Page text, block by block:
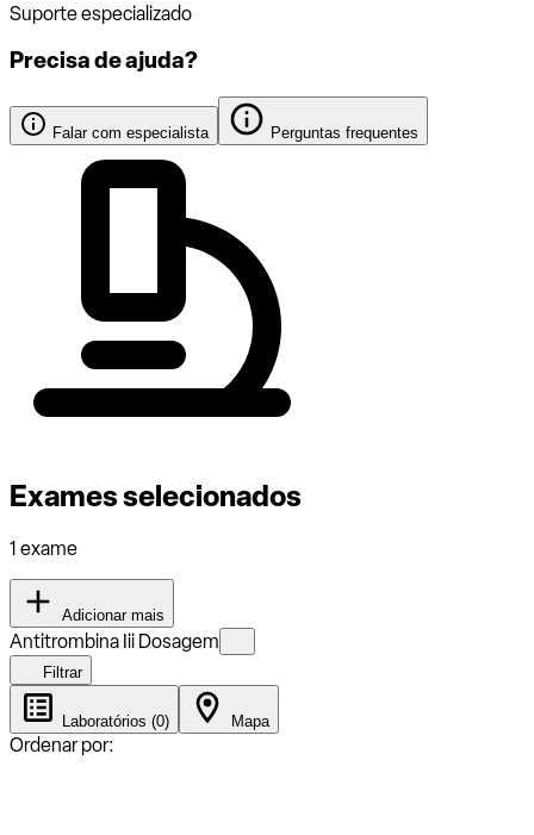
Suporte especializado
Precisa de ajuda?
Falar com especialista Perguntas frequentes
Exames selecionados
1 exame
Adicionar mais
Antitrombina Iii Dosagem
Filtrar
Laboratórios (0) Mapa
Ordenar por: